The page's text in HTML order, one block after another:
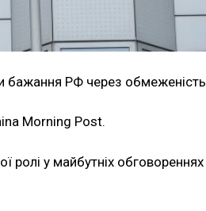
бажання РФ через обмеженість
Morning Post.
ролі у майбутніх обговореннях